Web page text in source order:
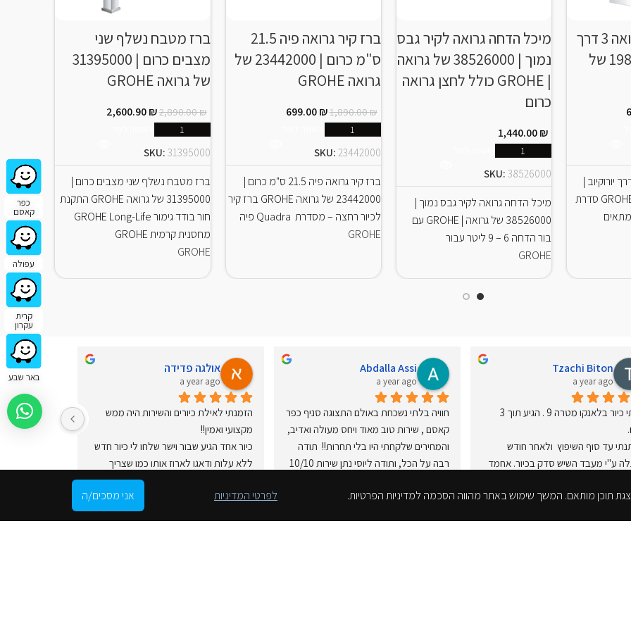
ערכה חיצונית גרואה 3 דרך
יורוקיוב | 19898000 של
חיצונית גרואה 3 דרך יורוקיוב |
19898000 של גרואה GROHE סדרת
– יורוקיוב EUROCUBE מתאים
מיכל הדחה גרואה לקיר גבס
נמוך | 38526000 של גרואה
| GROHE כולל לחצן גרואה
כרום
GROHE
1,440.00₪
SKU: 38526000
מיכל הדחה גרואה לקיר גבס נמוך |
38526000 של גרואה | GROHE עם
בור הדחה 6 – 9 ליטר עבור
ברז קיר גרואה פיה 21.5
ס"מ כרום | 23442000 של
גרואה GROHE
GROHE
1,890.00₪
699.00₪
SKU: 23442000
ברז קיר גרואה פיה 21.5 ס"מ כרום |
23442000 של גרואה GROHE ברז קיר
לכיור רחצה – מסדרת Quadra פיה
ברז מטבח נשלף שני
מצבים כרום | 31395000
של גרואה GROHE
GROHE
2,890.00₪
2,600.90₪
SKU: 31395000
ברז מטבח נשלף שני מצבים כרום |
31395000 של גרואה GROHE התקנת
חור בודד גימור GROHE Long-Life
מחסנית קרמית GROHE
GROHE
ברז
פיה L התקנת חור בודד גימור GROHE
כפר
קאסם
עפולה
קרית
עקרון
באר שבע
Tzachi Biton
a year ago
מספר ימים.
Abdalla Assi
a year ago
אולגה פדידה
a year ago
מקצועי ואמין!!
ללא עלות ודאגו לארוז אותו כמו שצריך
המענה היה ממש מהיר, תודה רבה רבה רבה
🩷
אבי
ago
לפרטי המדיניות אני מסכים/ה